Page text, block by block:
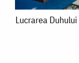
Lucrarea
Lucrarea